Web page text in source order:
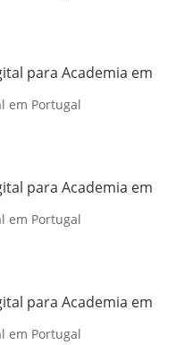
para Academia em
em Portugal
para Academia em
em Portugal
para Academia em
em Portugal